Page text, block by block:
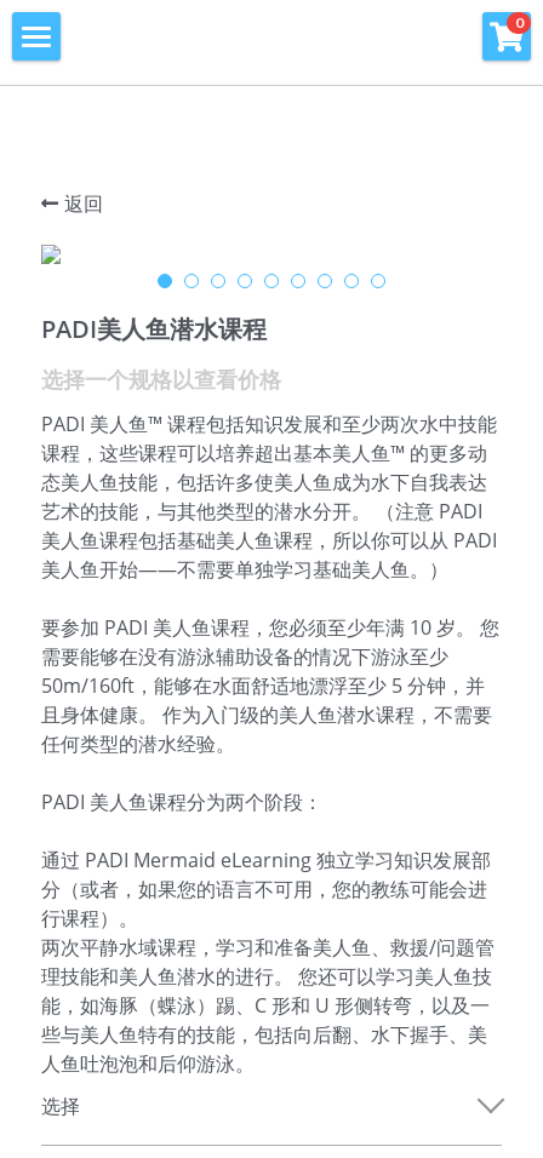
0
首页
潜水海洋公益环保
窥海潜水训练基地
潜水知识库
PADI周边产品
会员专区
俱乐部介绍
服务伙伴
联系我们
返回
PADI美人鱼潜水课程
选择一个规格以查看价格
PADI 美人鱼™ 课程包括知识发展和至少两次水中技能
课程，这些课程可以培养超出基本美人鱼™ 的更多动
态美人鱼技能，包括许多使美人鱼成为水下自我表达
艺术的技能，与其他类型的潜水分开。 （注意 PADI
美人鱼课程包括基础美人鱼课程，所以你可以从 PADI
美人鱼开始——不需要单独学习基础美人鱼。）
要参加 PADI 美人鱼课程，您必须至少年满 10 岁。 您
需要能够在没有游泳辅助设备的情况下游泳至少
50m/160ft，能够在水面舒适地漂浮至少 5 分钟，并
且身体健康。 作为入门级的美人鱼潜水课程，不需要
任何类型的潜水经验。
PADI 美人鱼课程分为两个阶段：
通过 PADI Mermaid eLearning 独立学习知识发展部
分（或者，如果您的语言不可用，您的教练可能会进
行课程）。
两次平静水域课程，学习和准备美人鱼、救援/问题管
理技能和美人鱼潜水的进行。 您还可以学习美人鱼技
能，如海豚（蝶泳）踢、C 形和 U 形侧转弯，以及一
些与美人鱼特有的技能，包括向后翻、水下握手、美
人鱼吐泡泡和后仰游泳。
选择
×